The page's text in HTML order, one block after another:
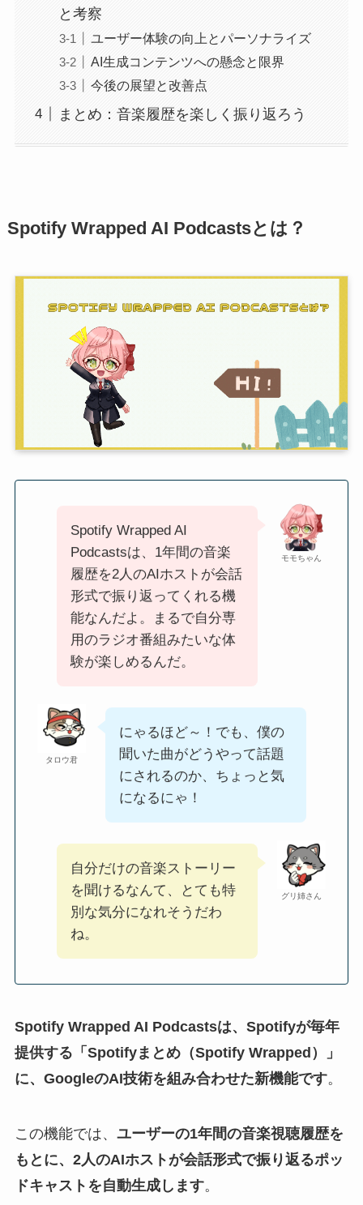
と考察
ユーザー体験の向上とパーソナライズ
AI生成コンテンツへの懸念と限界
今後の展望と改善点
まとめ：音楽履歴を楽しく振り返ろう
Spotify Wrapped AI Podcastsとは？
モモちゃん
Spotify Wrapped AI
Podcastsは、1年間の音楽
履歴を2人のAIホストが会話
形式で振り返ってくれる機
能なんだよ。まるで自分専
用のラジオ番組みたいな体
験が楽しめるんだ。
タロウ君
にゃるほど～！でも、僕の
聞いた曲がどうやって話題
にされるのか、ちょっと気
になるにゃ！
グリ姉さん
自分だけの音楽ストーリー
を聞けるなんて、とても特
別な気分になれそうだわ
ね。
Spotify Wrapped AI Podcastsは、Spotifyが毎年
提供する「Spotifyまとめ（Spotify Wrapped）」
に、GoogleのAI技術を組み合わせた新機能です。
この機能では、 ユーザーの1年間の音楽視聴履歴を
もとに、2人のAIホストが会話形式で振り返るポッ
ドキャストを自動生成します。